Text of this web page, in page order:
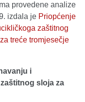
provedene analize
izdala je Priopćenje
zaštitnog
treće tromjesečje
i
sloja za